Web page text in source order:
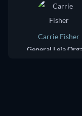
Carrie Fisher
General Leia